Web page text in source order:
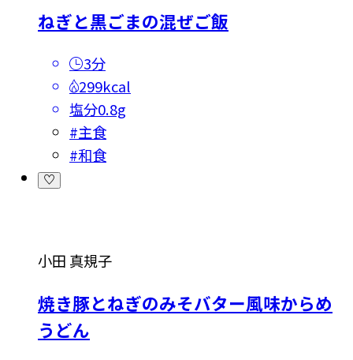
ねぎと黒ごまの混ぜご飯
3分
299kcal
塩分0.8g
#主食
#和食
小田 真規子
焼き豚とねぎのみそバター風味からめ
うどん